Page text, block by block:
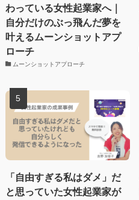
わっている女性起業家へ｜
自分だけのぶっ飛んだ夢を
叶えるムーンショットアプ
ローチ
ムーンショットアプローチ
「自由すぎる私はダメ」だ
と思っていた女性起業家が